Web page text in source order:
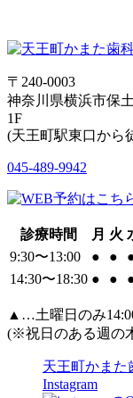
〒240-0003
神奈川県横浜市保
1F
(天王町駅東口から
045-489-9942
診療時間 月 火
9:30〜13:00
● ●
14:30〜18:30 ● ●
▲ …土曜日のみ
(※祝日のある週の
天王町かまた
Instagram